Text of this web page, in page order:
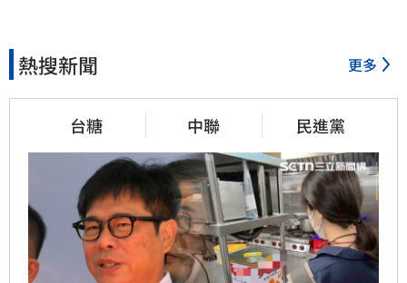
熱搜新聞 更多
台糖 中聯 民進黨